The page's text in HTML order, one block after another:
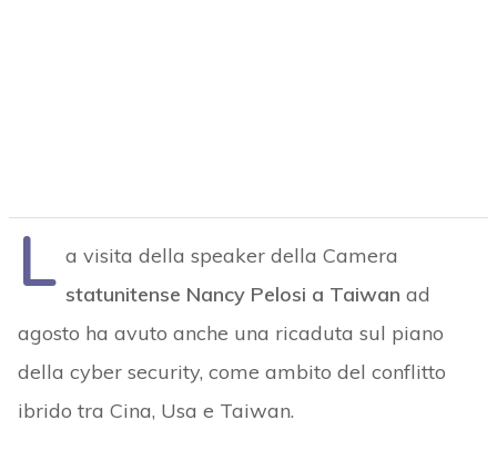
L a visita della speaker della Camera
statunitense Nancy Pelosi a Taiwan ad
agosto ha avuto anche una ricaduta sul piano
della cyber security, come ambito del conflitto
ibrido tra Cina, Usa e Taiwan.